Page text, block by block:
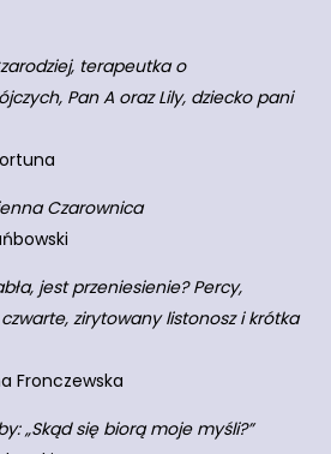
terapeutka o
Pan A oraz Lily, dziecko pani
Czarownica
jest przeniesienie? Percy,
zirytowany listonosz i krótka
Fronczewska
„Skąd się biorą moje myśli?”